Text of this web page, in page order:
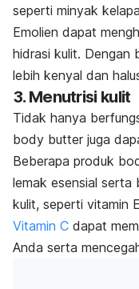
seperti minyak
Emolien dapat
hidrasi kulit. Dengan
lebih kenyal dan
3. Menutrisi kulit
Tidak hanya
body butter juga
Beberapa produk
lemak esensial serta
kulit, seperti vitamin
Vitamin C dapat
Anda serta